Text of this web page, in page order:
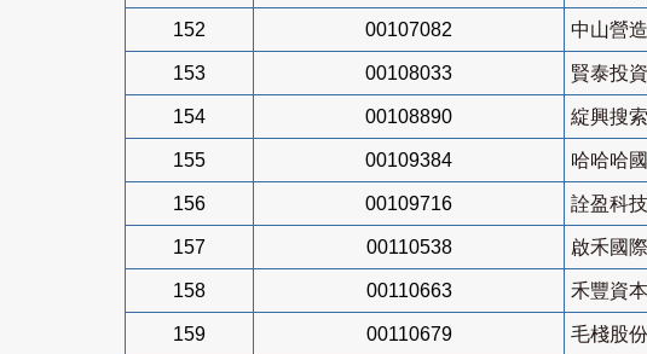
152 00107082 中山營
153 00108033 賢泰投
154 00108890 綻興搜
155 00109384 哈哈哈
156 00109716 詮盈科
157 00110538 啟禾國
158 00110663 禾豐資
159 00110679 毛棧股